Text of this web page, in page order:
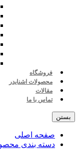
فروشگاه
محصولات اشنایدر
مقالات
تماس با ما
بستن
صفحه اصلی
دسته بندی